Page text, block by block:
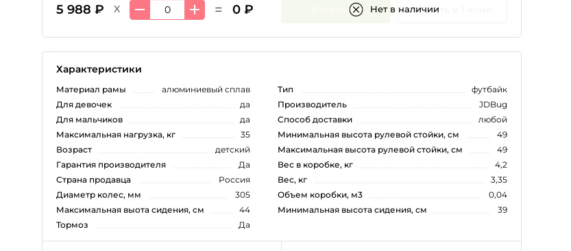
5 988 ₽ X = 0 ₽ Нет в наличии
В корзину Купить в 1 клик
Характеристики
Материал рамы алюминиевый сплав Тип
футбайк
Для девочек
да Производитель
JDBug
Для мальчиков
да Способ доставки
любой
Максимальная нагрузка, кг
35 Минимальная высота рулевой стойки, см
49
Возраст
детский Максимальная высота рулевой стойки, см
49
Гарантия производителя
Да Вес в коробке, кг
4,2
Страна продавца
Россия Вес, кг
3,35
Диаметр колес, мм
305 Объем коробки, м3
0,04
Максимальная выота сидения, см
44 Минимальная высота сидения, см
39
Тормоз
Да